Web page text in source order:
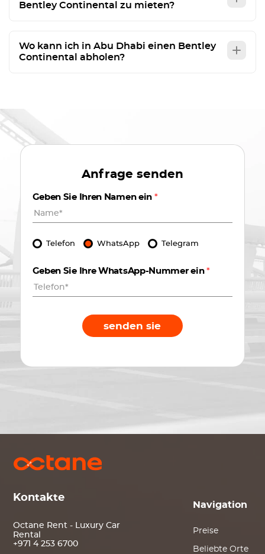
Bentley Continental zu mieten?
Wo kann ich in Abu Dhabi einen Bentley
Continental abholen?
Anfrage senden
Geben Sie Ihren Namen ein *
Telefon WhatsApp Telegram
Geben Sie Ihre WhatsApp-Nummer ein*
senden sie
Kontakte
Octane Rent - Luxury Car
Rental
+971 4 253 6700
Navigation
Preise
Beliebte Orte